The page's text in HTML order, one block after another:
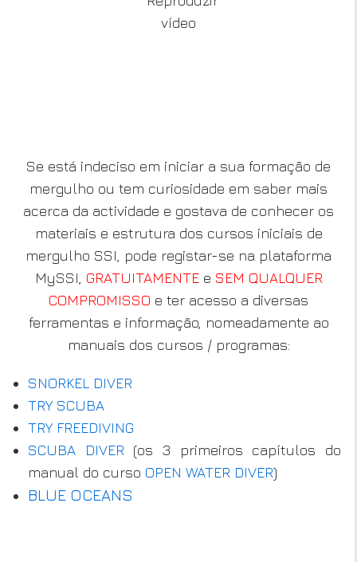
Se está indeciso em iniciar a sua formação de
mergulho ou tem curiosidade em saber mais
acerca da actividade e gostava de conhecer os
materiais e estrutura dos cursos iniciais de
mergulho SSI, pode registar-se na plataforma
MySSI, GRATUITAMENTEe SEM QUALQUER
COMPROMISSO e ter acesso a diversas
ferramentas e informação, nomeadamente ao
manuais dos cursos / programas:
SNORKEL DIVER
TRY SCUBA
TRY FREEDIVING
SCUBA DIVER (os 3 primeiros capítulos do
manual do curso OPEN WATER DIVER)
BLUE OCEANS